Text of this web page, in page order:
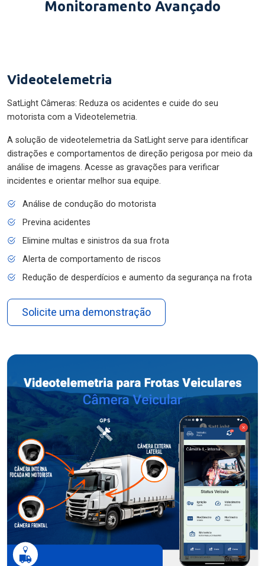
Monitoramento Avançado
Videotelemetria
SatLight Câmeras: Reduza os acidentes e cuide do seu
motorista com a Videotelemetria.
A solução de videotelemetria da SatLight serve para identificar
distrações e comportamentos de direção perigosa por meio da
análise de imagens. Acesse as gravações para verificar
incidentes e orientar melhor sua equipe.
Análise de condução do motorista
Previna acidentes
Elimine multas e sinistros da sua frota
Alerta de comportamento de riscos
Redução de desperdícios e aumento da segurança na frota
Solicite uma demonstração